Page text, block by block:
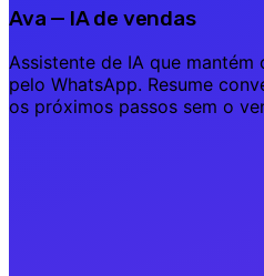
Ava — IA de vendas
Assistente de IA que
pelo WhatsApp. Resume
os próximos passos sem o